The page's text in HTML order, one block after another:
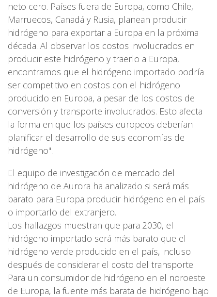
neto cero. Países fuera de Europa, como Chile,
Marruecos, Canadá y Rusia, planean producir
hidrógeno para exportar a Europa en la próxima
década. Al observar los costos involucrados en
producir este hidrógeno y traerlo a Europa,
encontramos que el hidrógeno importado podría
ser competitivo en costos con el hidrógeno
producido en Europa, a pesar de los costos de
conversión y transporte involucrados. Esto afecta
la forma en que los países europeos deberían
planificar el desarrollo de sus economías de
hidrógeno".
El equipo de investigación de mercado del
hidrógeno de Aurora ha analizado si será más
barato para Europa producir hidrógeno en el país
o importarlo del extranjero.
Los hallazgos muestran que para 2030, el
hidrógeno importado será más barato que el
hidrógeno verde producido en el país, incluso
después de considerar el costo del transporte.
Para un consumidor de hidrógeno en el noroeste
de Europa, la fuente más barata de hidrógeno bajo